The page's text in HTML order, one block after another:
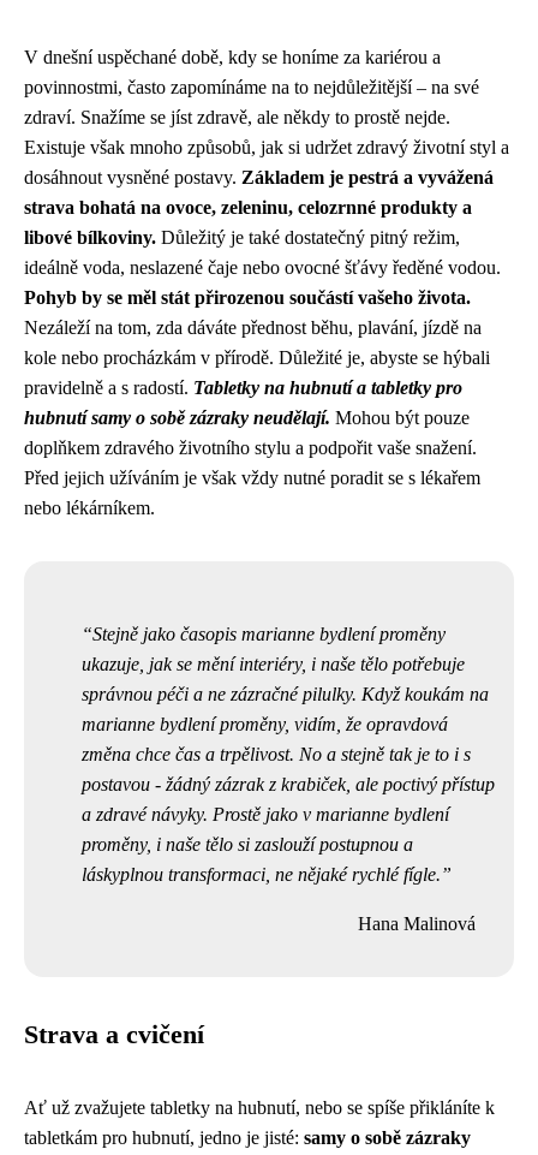
V dnešní uspěchané době, kdy se honíme za kariérou a
povinnostmi, často zapomínáme na to nejdůležitější – na své
zdraví. Snažíme se jíst zdravě, ale někdy to prostě nejde.
Existuje však mnoho způsobů, jak si udržet zdravý životní styl a
dosáhnout vysněné postavy. Základem je pestrá a vyvážená
strava bohatá na ovoce, zeleninu, celozrnné produkty a
libové bílkoviny. Důležitý je také dostatečný pitný režim,
ideálně voda, neslazené čaje nebo ovocné šťávy ředěné vodou.
Pohyb by se měl stát přirozenou součástí vašeho života.
Nezáleží na tom, zda dáváte přednost běhu, plavání, jízdě na
kole nebo procházkám v přírodě. Důležité je, abyste se hýbali
pravidelně a s radostí. Tabletky na hubnutí a tabletky pro
hubnutí samy o sobě zázraky neudělají. Mohou být pouze
doplňkem zdravého životního stylu a podpořit vaše snažení.
Před jejich užíváním je však vždy nutné poradit se s lékařem
nebo lékárníkem.
Stejně jako časopis marianne bydlení proměny
ukazuje, jak se mění interiéry, i naše tělo potřebuje
správnou péči a ne zázračné pilulky. Když koukám na
marianne bydlení proměny, vidím, že opravdová
změna chce čas a trpělivost. No a stejně tak je to i s
postavou - žádný zázrak z krabiček, ale poctivý přístup
a zdravé návyky. Prostě jako v marianne bydlení
proměny, i naše tělo si zaslouží postupnou a
láskyplnou transformaci, ne nějaké rychlé fígle.
Hana Malinová
Strava a cvičení
Ať už zvažujete tabletky na hubnutí, nebo se spíše přikláníte k
tabletkám pro hubnutí, jedno je jisté: samy o sobě zázraky